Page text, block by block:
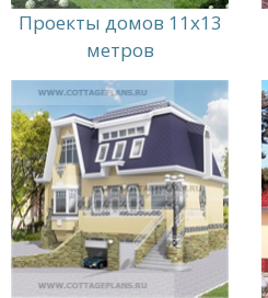
Проекты домов 11x13
метров